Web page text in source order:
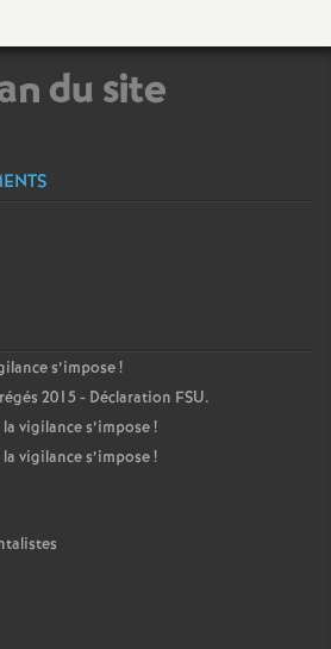
o
du site
s’impose!
2015 - Déclaration FSU.
la vigilance s’impose!
la vigilance s’impose!